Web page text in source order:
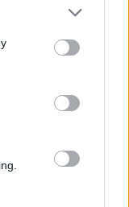
or more Google
You may click to
party tags to
in below Google
los datos
durante una
en el trabajo;
su línea